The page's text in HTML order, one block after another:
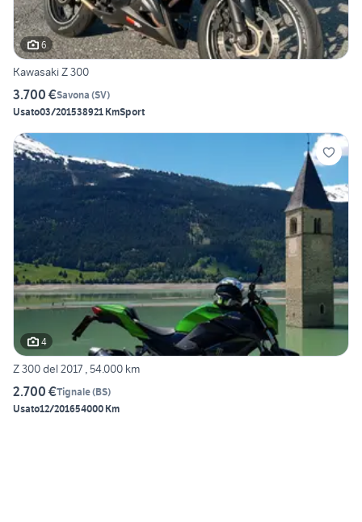
6
Kawasaki Z 300
3.700 €Savona (SV)
Usato03/201538921 KmSport
4
Z 300 del 2017 , 54.000 km
2.700 €Tignale(BS)
Usato12/201654000 Km